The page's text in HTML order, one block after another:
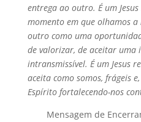
entrega ao outro. É um
momento em que olhamos
outro como uma
de valorizar, de aceitar uma
intransmissível. É um Jesus
aceita como somos, frágeis
Espírito fortalecendo-nos
Mensagem de